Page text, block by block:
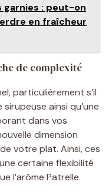
garnies : peut-on
en fraîcheur
de complexité
particulièrement s’il
ainsi qu’une
dans vos
dimension
votre plat. Ainsi, ces
certaine flexibilité
l’arôme Patrelle.